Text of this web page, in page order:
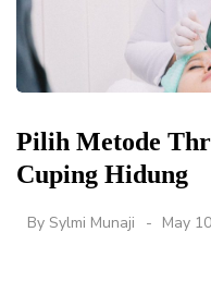
Pilih Metode
Cuping Hidung
By Sylmi Munaji May